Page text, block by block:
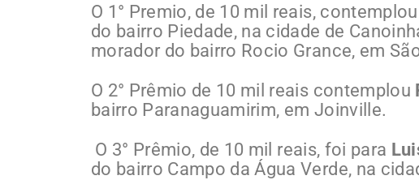
O 1° Premio, de 10 mil reais, contemplou
do bairro Piedade, na cidade de
morador do bairro Rocio Grance, em
O 2° Prêmio de 10 mil reais contemplou
bairro Paranaguamirim, em Joinville.
O 3° Prêmio, de 10 mil reais, foi para
do bairro Campo da Água Verde, na